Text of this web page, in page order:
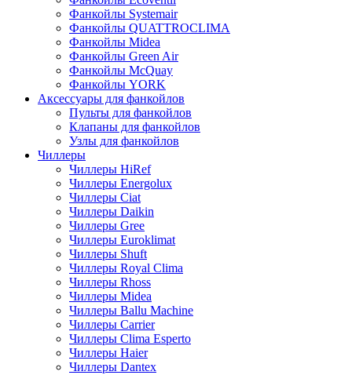
Фанкойлы Systemair
Фанкойлы QUATTROCLIMA
Фанкойлы Midea
Фанкойлы Green Air
Фанкойлы McQuay
Фанкойлы YORK
Аксессуары для фанкойлов
Пульты для фанкойлов
Клапаны для фанкойлов
Узлы для фанкойлов
Чиллеры
Чиллеры HiRef
Чиллеры Energolux
Чиллеры Ciat
Чиллеры Daikin
Чиллеры Gree
Чиллеры Euroklimat
Чиллеры Shuft
Чиллеры Royal Clima
Чиллеры Rhoss
Чиллеры Midea
Чиллеры Ballu Machine
Чиллеры Carrier
Чиллеры Clima Esperto
Чиллеры Haier
Чиллеры Dantex